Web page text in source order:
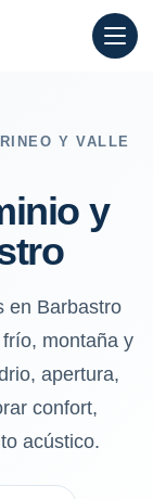
montaña y
Y VALLE
y
en Barbastro
montaña y
apertura,
confort,
acústico.